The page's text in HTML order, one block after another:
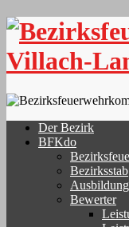
Skip
content
Der Bezirk
BFKdo
Bezirksstab
Bewerter